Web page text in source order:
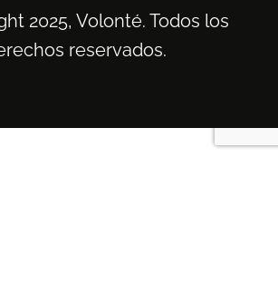
2025, Volonté. Todos los
reservados.